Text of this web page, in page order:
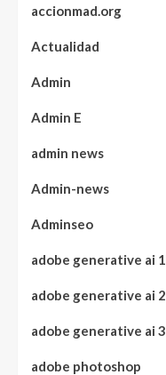
accionmad.org
Actualidad
Admin
Admin E
admin news
Admin-news
Adminseo
adobe generative ai 1
adobe generative ai 2
adobe generative ai 3
adobe photoshop